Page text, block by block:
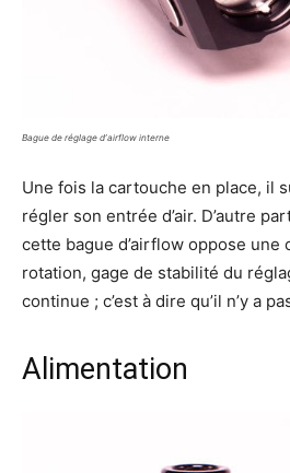
Bague de réglage d’airflow interne
Une fois la cartouche en place, il
régler son entrée d’air. D’autre
cette bague d’airflow oppose une
rotation, gage de stabilité du
continue ; c’est à dire qu’il n’y a
Alimentation